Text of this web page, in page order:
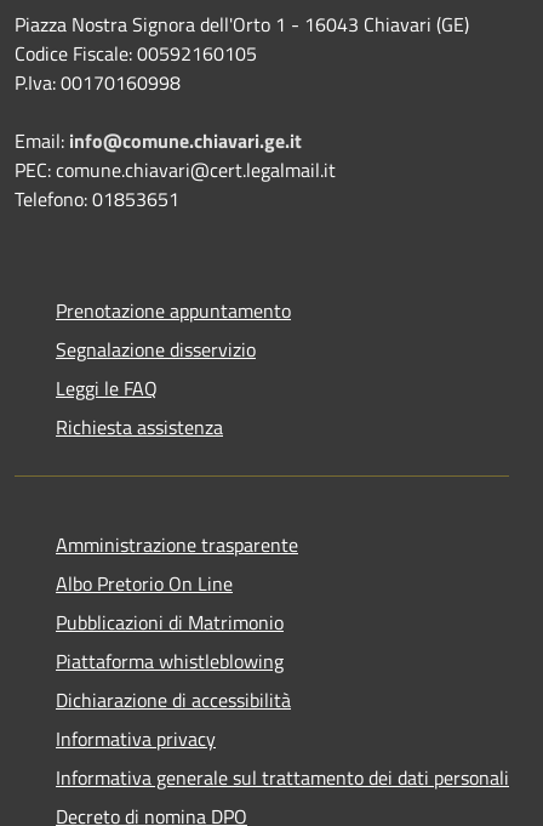
Piazza Nostra Signora dell'Orto 1 - 16043 Chiavari (GE)
Codice Fiscale: 00592160105
P.Iva: 00170160998
Email: info@comune.chiavari.ge.it
PEC: comune.chiavari@cert.legalmail.it
Telefono: 01853651
Prenotazione appuntamento
Segnalazione disservizio
Leggi le FAQ
Richiesta assistenza
Amministrazione trasparente
Albo Pretorio On Line
Pubblicazioni di Matrimonio
Piattaforma whistleblowing
Dichiarazione di accessibilità
Informativa privacy
Informativa generale sul trattamento dei dati personali
Decreto di nomina DPO